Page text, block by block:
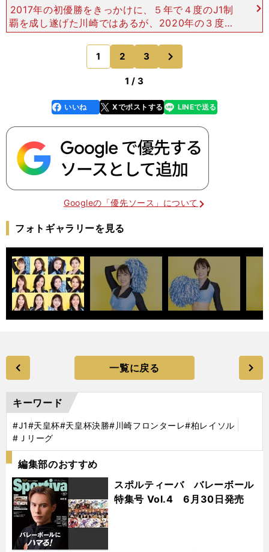
2017年の初優勝をきっかけに、５年で４度のJ1制
覇を成し遂げた川崎ではあるが、2020年の３度目
の優勝時をピークに、その力は明らかに下降線をた
どっている。 長くチームを支えてきた中村憲剛が
引退し、
1 2 3
のページへ
1 / 3
faceboo
k
いいね Xでポストする
line LINEで送る
Googleの「優先ソース」について
フォトギャラリーを見る
一覧に戻る
キーワード
#J1#天皇杯#天皇杯決勝#川崎フロンターレ#柏レイソル
#Ｊリーグ
編集部のおすすめ
スポルティーバ バレーボール
特集号 Vol.4 6月30日発売